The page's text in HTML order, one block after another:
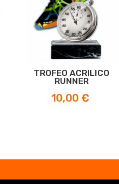
TROFEO ACRILICO
RUNNER
Prezzo
10,00 €